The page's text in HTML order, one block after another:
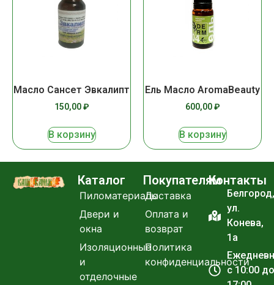
Масло Сансет Эвкалипт
150,00₽
В корзину
Ель Масло AromaBeauty
600,00₽
В корзину
Каталог
Пиломатериалы
Двери и
окна
Изоляционные
и
отделочные
Покупателям
Доставка
Оплата и
возврат
Политика
конфиденциальности
Контакты
Белгород,
ул.
Конева,
1а
с 10:00 до